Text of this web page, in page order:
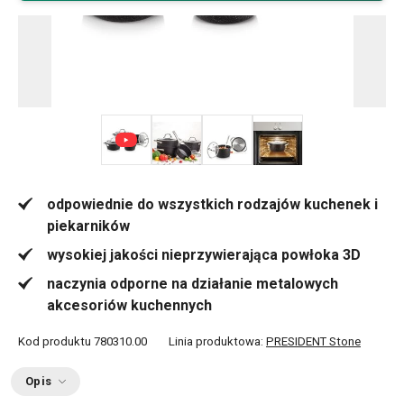
odpowiednie do wszystkich rodzajów kuchenek i
piekarników
wysokiej jakości nieprzywierająca powłoka 3D
naczynia odporne na działanie metalowych
akcesoriów kuchennych
Kod produktu 780310.00 Linia produktowa: PRESIDENT Stone
Opis